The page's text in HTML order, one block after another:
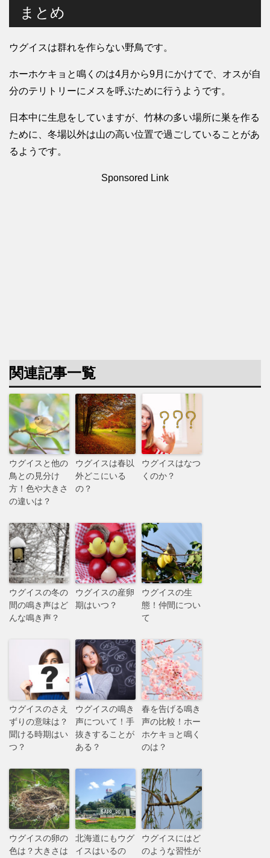
まとめ
ウグイスは群れを作らない野鳥です。
ホーホケキョと鳴くのは4月から9月にかけてで、オスが自
分のテリトリーにメスを呼ぶために行うようです。
日本中に生息をしていますが、竹林の多い場所に巣を作る
ために、冬場以外は山の高い位置で過ごしていることがあ
るようです。
Sponsored Link
関連記事一覧
ウグイスと他の
鳥との見分け
方！色や大きさ
の違いは？
ウグイスは春以
外どこにいる
の？
ウグイスはなつ
くのか？
ウグイスの冬の
間の鳴き声はど
んな鳴き声？
ウグイスの産卵
期はいつ？
ウグイスの生
態！仲間につい
て
ウグイスのさえ
ずりの意味は？
聞ける時期はい
つ？
ウグイスの鳴き
声について！手
抜きすることが
ある？
春を告げる鳴き
声の比較！ホー
ホケキョと鳴く
のは？
ウグイスの卵の
色は？大きさは
北海道にもウグ
イスはいるの
ウグイスにはど
のような習性が